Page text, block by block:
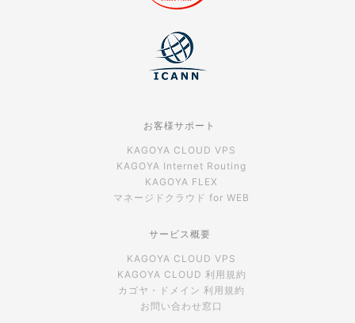
お客様サポート
KAGOYA CLOUD VPS
KAGOYA Internet Routing
KAGOYA FLEX
マネージドクラウド for WEB
サービス概要
KAGOYA CLOUD VPS
KAGOYA CLOUD 利用規約
カゴヤ・ドメイン 利用規約
お問い合わせ窓口